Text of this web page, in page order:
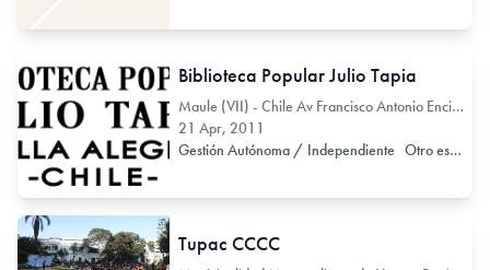
Biblioteca Popular Julio Tapia
Maule (VII) - Chile Av Francisco Antonio Encina 21
21 Apr, 2011
Gestión Autónoma / Independiente Otro espacio no exclusivo de arte
Tupac CCCC